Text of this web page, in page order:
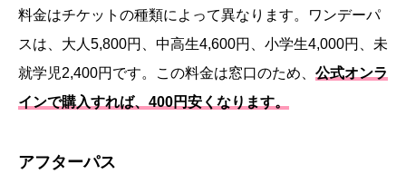
料金はチケットの種類によって異なります。ワンデーパ
スは、大人5,800円、中高生4,600円、小学生4,000円、未
就学児2,400円です。この料金は窓口のため、 公式オンラ
インで購入すれば、400円安くなります。
アフターパス